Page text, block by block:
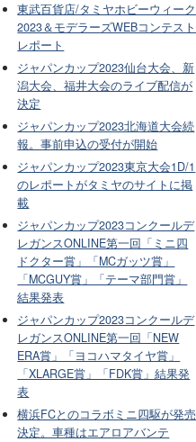
東武百貨店/タミヤホビーウィーク
2023＆モデラーズWEBコンテスト
レポート
ジャパンカップ2023仙台大会、新
潟大会、福井大会のライブ配信が
決定
ジャパンカップ2023北海道大会続
報。事前申込の受付が開始
ジャパンカップ2023東京大会1D/1
のレポートがタミヤのサイトに掲
載
ジャパンカップ2023コンクールデ
レガンスONLINE第一回「ミニ四
ドクター賞」「MCガッツ賞」
「MCGUY賞」「テーマ部門賞」
結果発表
ジャパンカップ2023コンクールデ
レガンスONLINE第一回「NEW
ERA賞」「ヨコハマタイヤ賞」
「XLARGE賞」「FDK賞」結果発
表
横浜FCとのコラボミニ四駆が発売
決定。車種はエアロアバンテ